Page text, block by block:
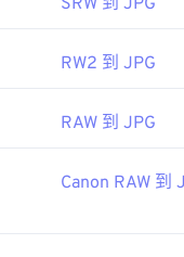
SRW 到 JPG
RW2 到 JPG
RAW 到 JPG
Canon RAW 到